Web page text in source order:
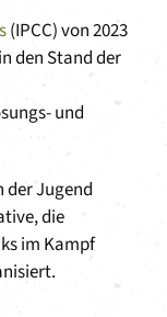
(IPCC) von 2023
den Stand der
und
der Jugend
die
im Kampf